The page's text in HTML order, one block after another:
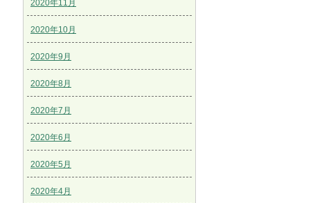
2020年11月
2020年10月
2020年9月
2020年8月
2020年7月
2020年6月
2020年5月
2020年4月